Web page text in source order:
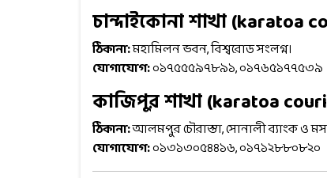
চান্দাইকোনা শাখা(karatoa
ঠিকানা:মহামিলন ভবন, বিশ্বরোড সংলগ্ন।
যোগাযোগ:০১৭৫৫৫৯৭৮৯১, ০১৭৬৫১৭৭৫৩৯
কাজিপুর শাখা(karatoa
ঠিকানা:আলমপুর চৌরাস্তা, সোনালী ব্যাংক ও
যোগাযোগ:০১৩১৩০৫৪৪১৬, ০১৭১২৮৮০৮২০